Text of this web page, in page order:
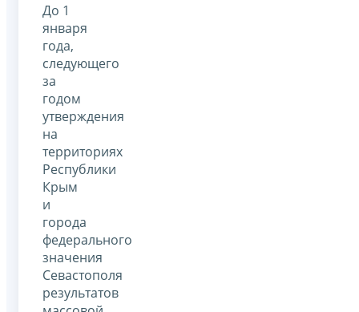
До 1
января
года,
следующего
за
годом
утверждения
на
территориях
Республики
Крым
и
города
федерального
значения
Севастополя
результатов